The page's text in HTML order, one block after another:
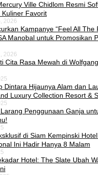
Ville Chidlom Resmi
Kuliner Favorit
2026
Kampanye “Feel All The
Manobal untuk Promosikan
2026
Cita Rasa Mewah di
Dintara Hijaunya Alam dan
Luxury Collection Resort &
Penggunaan Ganja
di Siam Kempinski
Ini Hadir Hanya 8 Malam
Hotel: The Slate Ubah